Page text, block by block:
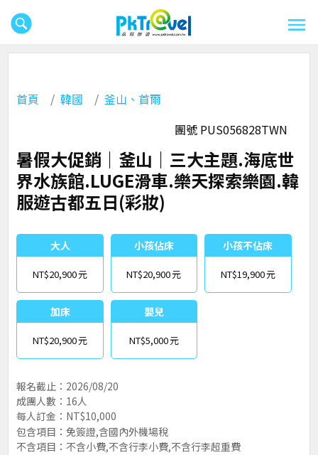
首頁 韓國
釜山、首爾
團號 PUS056828TWN
暑假大促銷｜釜山｜三大主題.海底世
界水族館.LUGE滑車.樂天探索樂園.韓
服遊古都五日(彩妝)
大人
NT$20,900
小孩佔床
NT$20,900
小孩不佔床
NT$19,900
加床
NT$20,900
嬰兒
NT$5,000
報名截止：2026/08/20
成團人數：16人
每人訂金：NT$10,000
包含項目：免簽證,含國內外機場稅
不含項目：不含小費,不含行李小費,不含行李超重費